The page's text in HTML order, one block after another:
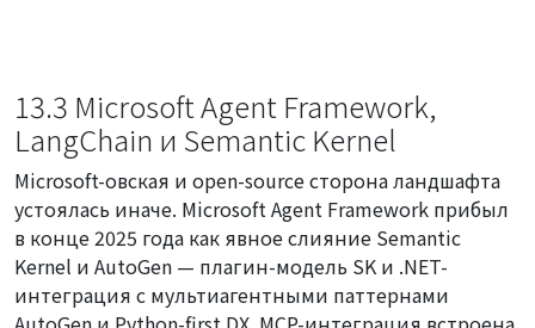
13.3 Microsoft Agent Framework,
LangChain и Semantic Kernel
Microsoft-овская и open-source сторона ландшафта
устоялась иначе. Microsoft Agent Framework прибыл
в конце 2025 года как явное слияние Semantic
Kernel и AutoGen — плагин-модель SK и .NET-
интеграция с мультиагентными паттернами